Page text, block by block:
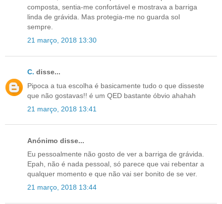
composta, sentia-me confortável e mostrava a barriga
linda de grávida. Mas protegia-me no guarda sol
sempre.
21 março, 2018 13:30
C. disse...
Pipoca a tua escolha é basicamente tudo o que disseste
que não gostavas!! é um QED bastante óbvio ahahah
21 março, 2018 13:41
Anónimo disse...
Eu pessoalmente não gosto de ver a barriga de grávida.
Epah, não é nada pessoal, só parece que vai rebentar a
qualquer momento e que não vai ser bonito de se ver.
21 março, 2018 13:44